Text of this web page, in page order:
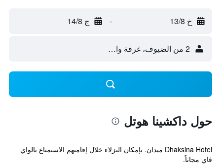
خ 13/8 - ج 14/8
2 من الضيوف، غرفة واحدة
حول داكشينا هوتل
Dhaksina Hotel ميدان. بإمكان النزلاء خلال إقامتهم الاستمتاع بالواي
فاي مجاناً.